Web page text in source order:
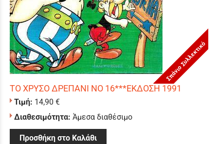
Σπάνιο Συλλεκτικό
ΤΟ ΧΡΥΣΟ ΔΡΕΠΑΝΙ ΝΟ 16***ΕΚΔΟΣΗ 1991
Τιμή: 14,90 €
Διαθεσιμότητα: Άμεσα διαθέσιμο
Προσθήκη στο Καλάθι